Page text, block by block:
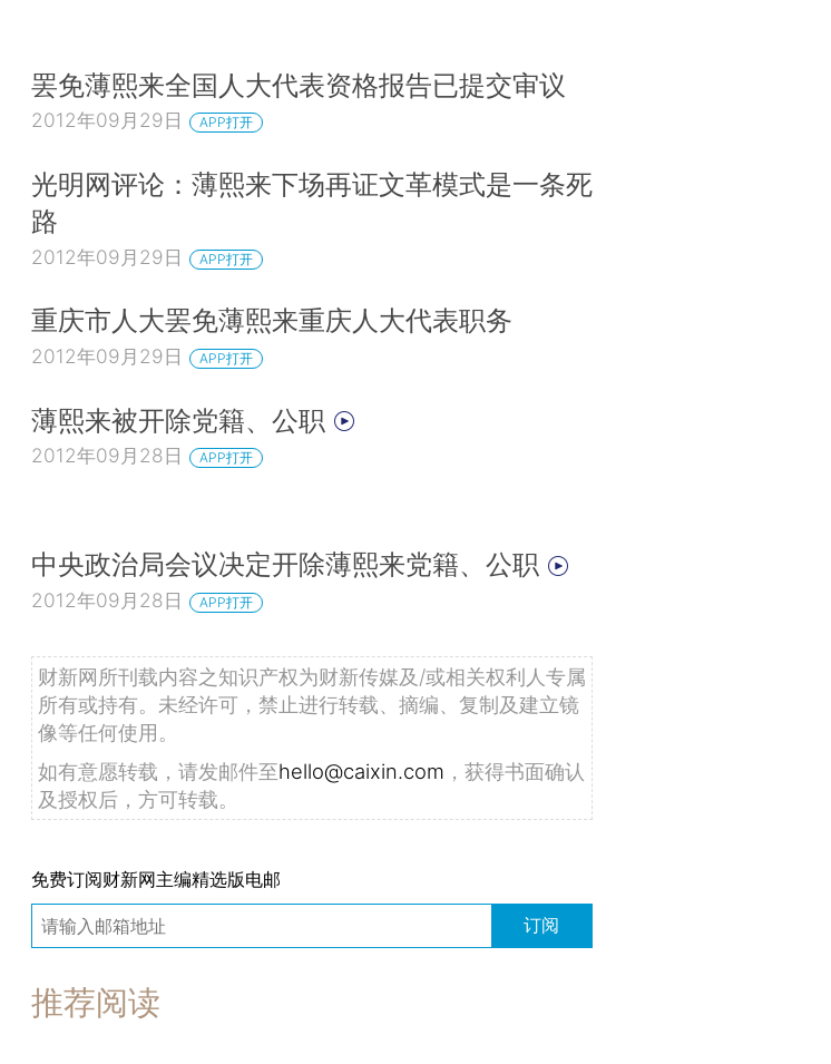
罢免薄熙来全国人大代表资格报告已提交审议
2012年09月29日 APP打开
光明网评论：薄熙来下场再证文革模式是一条死
路
2012年09月29日 APP打开
重庆市人大罢免薄熙来重庆人大代表职务
2012年09月29日 APP打开
薄熙来被开除党籍、公职
2012年09月28日 APP打开
中央政治局会议决定开除薄熙来党籍、公职
2012年09月28日 APP打开
财新网所刊载内容之知识产权为财新传媒及/或相关权利人专属
所有或持有。未经许可，禁止进行转载、摘编、复制及建立镜
像等任何使用。
如有意愿转载，请发邮件至hello@caixin.com ，获得书面确认
及授权后，方可转载。
免费订阅财新网主编精选版电邮
订阅
推荐阅读